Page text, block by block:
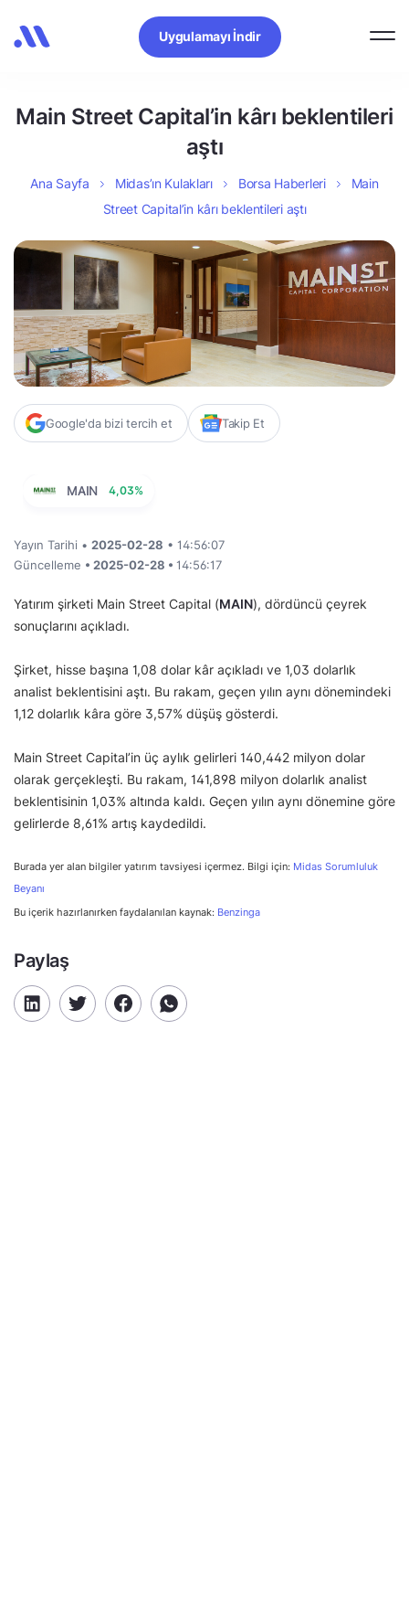
Uygulamayı İndir
Main Street Capital’in kârı beklentileri
aştı
Ana Sayfa Midas’ın Kulakları Borsa Haberleri
Main
Street Capital’in kârı beklentileri aştı
Google'da bizi tercih et Takip Et
MAIN 4,03%
Yayın Tarihi • 2025-02-28 • 14:56:07
Güncelleme • 2025-02-28 • 14:56:17
Yatırım şirketi Main Street Capital (MAIN), dördüncü çeyrek
sonuçlarını açıkladı.
Şirket, hisse başına 1,08 dolar kâr açıkladı ve 1,03 dolarlık
analist beklentisini aştı. Bu rakam, geçen yılın aynı dönemindeki
1,12 dolarlık kâra göre 3,57% düşüş gösterdi.
Main Street Capital’in üç aylık gelirleri 140,442 milyon dolar
olarak gerçekleşti. Bu rakam, 141,898 milyon dolarlık analist
beklentisinin 1,03% altında kaldı. Geçen yılın aynı dönemine göre
gelirlerde 8,61% artış kaydedildi.
Burada yer alan bilgiler yatırım tavsiyesi içermez. Bilgi için: Midas Sorumluluk
Beyanı
Bu içerik hazırlanırken faydalanılan kaynak: Benzinga
Paylaş